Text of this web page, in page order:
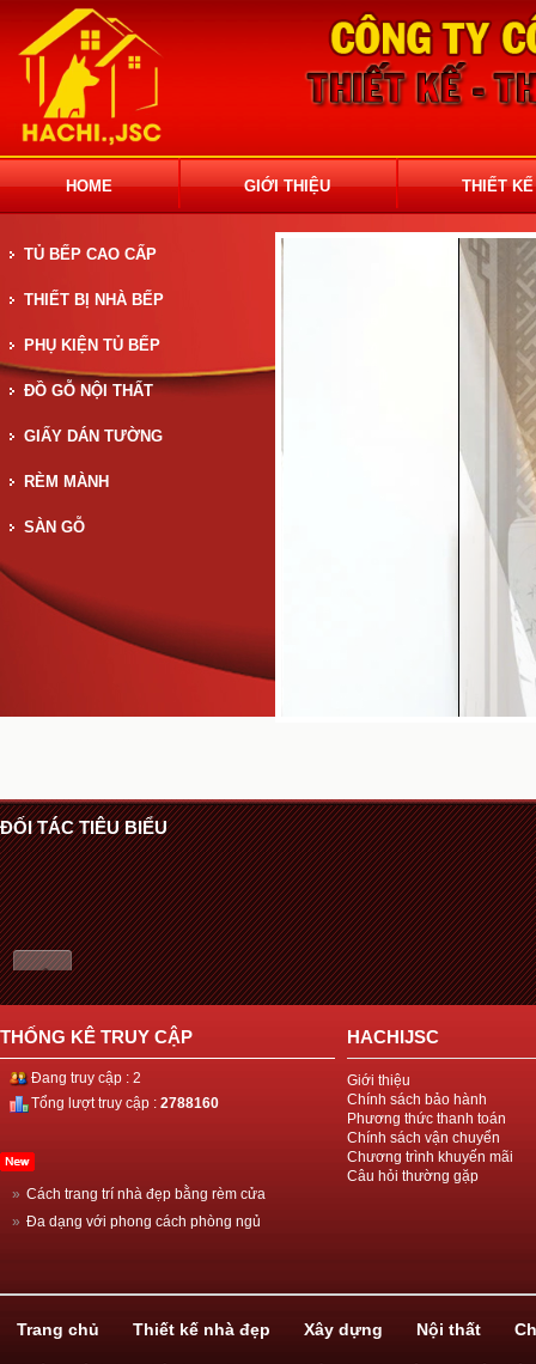
HOME GIỚI THIỆU THIẾT
TỦ BẾP CAO CẤP
THIẾT BỊ NHÀ BẾP
PHỤ KIỆN TỦ BẾP
ĐỒ GỖ NỘI THẤT
GIẤY DÁN TƯỜNG
RÈM MÀNH
SÀN GỖ
ĐỐI TÁC TIÊU BIỂU
THỐNG KÊ TRUY CẬP
Đang truy cập : 2
Tổng lượt truy cập : 2788160
» Cách trang trí nhà đẹp bằng rèm cửa
» Đa dạng với phong cách phòng ngủ
HACHIJSC
Giới thiệu
Chính sách bảo hành
Phương thức thanh toán
Chính sách vận chuyển
Chương trình khuyến mãi
Câu hỏi thường gặp
Trang chủ Thiết kế nhà đẹp Xây dựng Nội thất